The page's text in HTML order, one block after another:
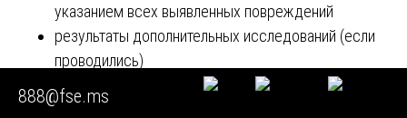
указанием всех выявленных повреждений
результаты дополнительных исследований (если
проводились)
выводы эксперта с ответами на поставленные
вопросы
888@fse.ms